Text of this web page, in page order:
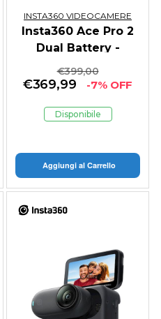
INSTA360 VIDEOCAMERE
Insta360 Ace Pro 2
Dual Battery -
GARANZIA ITALIA
€399,00
€369,99 -7% OFF
Disponibile
Aggiungi al Carrello